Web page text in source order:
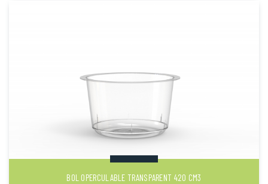
BOL OPERCULABLE TRANSPARENT 420 CM3